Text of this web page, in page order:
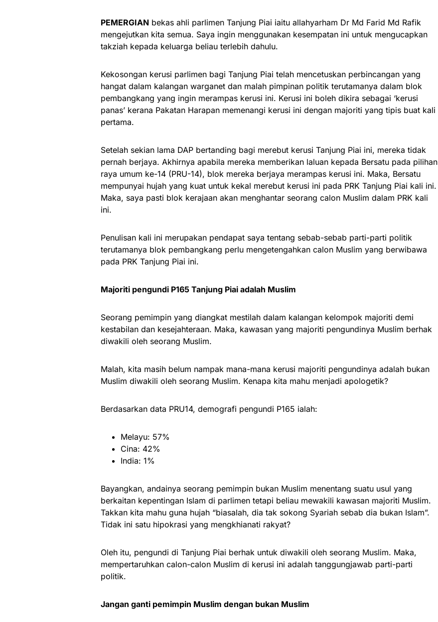
PEMERGIAN bekas ahli parlimen Tanjung Piai iaitu allahyarham Dr Md Farid Md Rafik
mengejutkan kita semua. Saya ingin menggunakan kesempatan ini untuk mengucapkan
takziah kepada keluarga beliau terlebih dahulu.
Kekosongan kerusi parlimen bagi Tanjung Piai telah mencetuskan perbincangan yang
hangat dalam kalangan warganet dan malah pimpinan politik terutamanya dalam blok
pembangkang yang ingin merampas kerusi ini. Kerusi ini boleh dikira sebagai ‘kerusi
panas’ kerana Pakatan Harapan memenangi kerusi ini dengan majoriti yang tipis buat kali
pertama.
Setelah sekian lama DAP bertanding bagi merebut kerusi Tanjung Piai ini, mereka tidak
pernah berjaya. Akhirnya apabila mereka memberikan laluan kepada Bersatu pada pilihan
raya umum ke-14 (PRU-14), blok mereka berjaya merampas kerusi ini. Maka, Bersatu
mempunyai hujah yang kuat untuk kekal merebut kerusi ini pada PRK Tanjung Piai kali ini.
Maka, saya pasti blok kerajaan akan menghantar seorang calon Muslim dalam PRK kali
ini.
Penulisan kali ini merupakan pendapat saya tentang sebab-sebab parti-parti politik
terutamanya blok pembangkang perlu mengetengahkan calon Muslim yang berwibawa
pada PRK Tanjung Piai ini.
Majoriti pengundi P165 Tanjung Piai adalah Muslim
Seorang pemimpin yang diangkat mestilah dalam kalangan kelompok majoriti demi
kestabilan dan kesejahteraan. Maka, kawasan yang majoriti pengundinya Muslim berhak
diwakili oleh seorang Muslim.
Malah, kita masih belum nampak mana-mana kerusi majoriti pengundinya adalah bukan
Muslim diwakili oleh seorang Muslim. Kenapa kita mahu menjadi apologetik?
Berdasarkan data PRU14, demografi pengundi P165 ialah:
Melayu: 57%
Cina: 42%
India: 1%
Bayangkan, andainya seorang pemimpin bukan Muslim menentang suatu usul yang
berkaitan kepentingan Islam di parlimen tetapi beliau mewakili kawasan majoriti Muslim.
Takkan kita mahu guna hujah “biasalah, dia tak sokong Syariah sebab dia bukan Islam”.
Tidak ini satu hipokrasi yang mengkhianati rakyat?
Oleh itu, pengundi di Tanjung Piai berhak untuk diwakili oleh seorang Muslim. Maka,
mempertaruhkan calon-calon Muslim di kerusi ini adalah tanggungjawab parti-parti
politik.
Jangan ganti pemimpin Muslim dengan bukan Muslim